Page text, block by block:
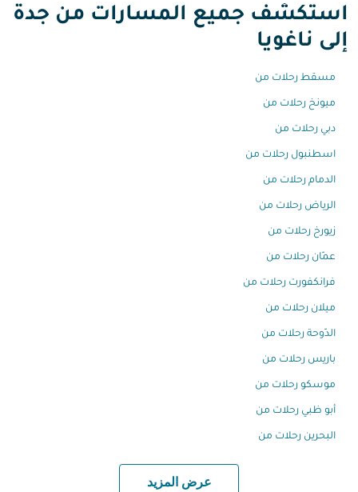
استكشف جميع المسارات من جدة
إلى ناغويا
مسقط رحلات من
ميونخ رحلات من
دبي رحلات من
اسطنبول رحلات من
الدمام رحلات من
الرياض رحلات من
زيورخ رحلات من
عمّان رحلات من
فرانكفورت رحلات من
ميلان رحلات من
الدّوحة رحلات من
باريس رحلات من
موسكو رحلات من
أبو ظبي رحلات من
البحرين رحلات من
عرض المزيد